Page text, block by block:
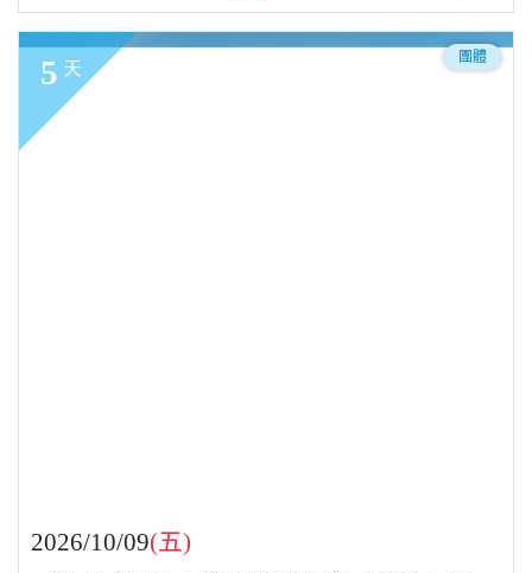
5 天
團體
2026/10/09(五)